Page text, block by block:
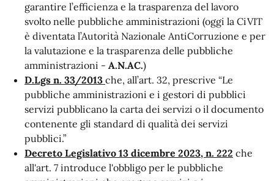
garantire l’efficienza e la trasparenza del lavoro
svolto nelle pubbliche amministrazioni (oggi la CiVIT
è diventata l’Autorità Nazionale AntiCorruzione e per
la valutazione e la trasparenza delle pubbliche
amministrazioni - A.N.AC.)
D.Lgs n. 33/2013 che, all’art. 32, prescrive “Le
pubbliche amministrazioni e i gestori di pubblici
servizi pubblicano la carta dei servizi o il documento
contenente gli standard di qualità dei servizi
pubblici.”
Decreto Legislativo 13 dicembre 2023, n. 222 che
all'art. 7 introduce l'obbligo per le pubbliche